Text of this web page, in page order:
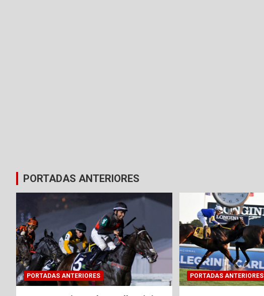
PORTADAS ANTERIORES
PORTADAS ANTERIORES PORTADAS ANTERIORES